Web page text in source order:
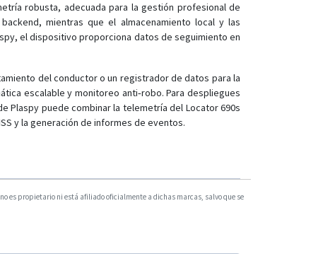
robusta, adecuada para la gestión profesional de
mientras que el almacenamiento local y las
el dispositivo proporciona datos de seguimiento en
del conductor o un registrador de datos para la
escalable y monitoreo anti‑robo. Para despliegues
Plaspy puede combinar la telemetría del Locator 690s
y la generación de informes de eventos.
es propietario ni está afiliado oficialmente a dichas marcas, salvo que se